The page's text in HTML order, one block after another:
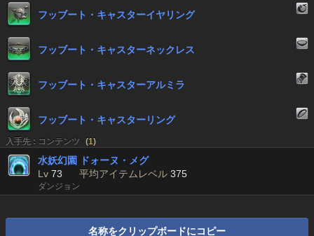
フッブート・キャスターイヤリング
フッブート・キャスターネックレス
フッブート・キャスターアルミラ
フッブート・キャスターリング
入手先 : コンテンツ (1)
水妖幻園 ドォーヌ・メグ
Lv 73 平均アイテムレベル 375
ダンジョン
名称をクリップボードにコピー